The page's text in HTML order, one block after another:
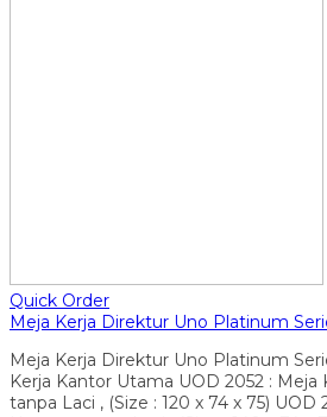
Quick Order
Meja Kerja Direktur Uno Platinum
Meja Kerja Direktur Uno Platinum
Kerja Kantor Utama UOD 2052 : Meja
tanpa Laci , (Size : 120 x 74 x 75)